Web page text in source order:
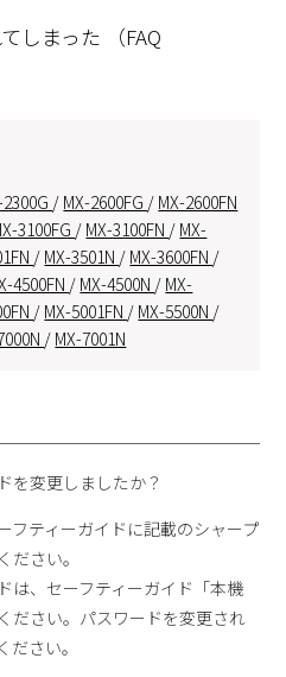
しまった
（FAQ
/ MX-2600FG / MX-2600FN
3100FG / MX-3100FN / MX-
/ MX-3501N / MX-3600FN /
4500FN / MX-4500N / MX-
/ MX-5001FN / MX-5500N /
/ MX-7001N
を変更しましたか？
フティーガイドに記載のシャープ
ださい。
は、セーフティーガイド「本機
ださい。パスワードを変更され
さい。